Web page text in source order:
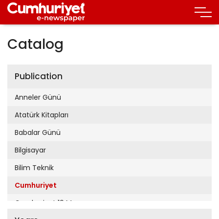
Catalog
Publication
Anneler Günü
Atatürk Kitapları
Babalar Günü
Bilgisayar
Bilim Teknik
Cumhuriyet
Cumhuriyet 19 Mayıs